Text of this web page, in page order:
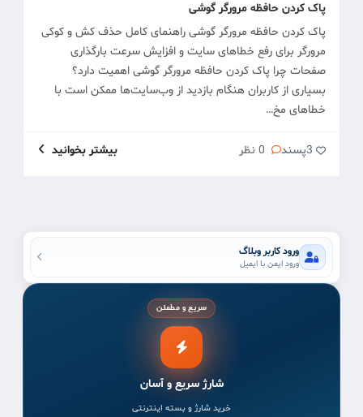
ورود کاربر وبلاگ
ورود ایمن با ایمیل
سریع و مطمئن
شارژ سریع و آسان
خرید شارژ و بسته اینترنتی
پاک کردن حافظه مرورگر گوشی
پاک کردن حافظه مرورگر گوشی راهنمای کامل حذف کش و کوکی
مرورگر برای رفع خطاهای سایت و افزایش سرعت بارگذاری
صفحات چرا پاک کردن حافظه مرورگر گوشی اهمیت دارد؟
بسیاری از کاربران هنگام بازدید از وب‌سایت‌ها ممکن است با
خطاهای مخ…
3پسند بیشتر بخوانید